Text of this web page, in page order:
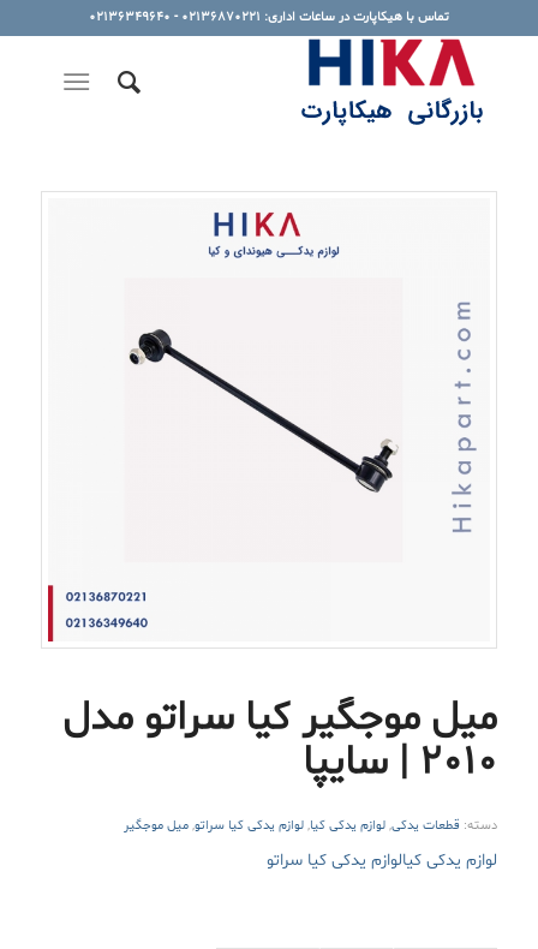
تماس با هیکاپارت در ساعات اداری: 02136870221 - 02136349640
میل موجگیر کیا سراتو مدل
۲۰۱۰ | سایپا
دسته: قطعات یدکی, لوازم یدکی کیا, لوازم یدکی کیا سراتو, میل موجگیر
لوازم یدکی کیالوازم یدکی کیا سراتو